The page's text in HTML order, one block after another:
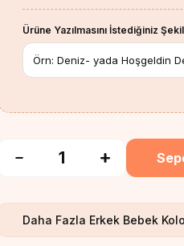
Ürüne Yazılmasını İstediğiniz
Daha Fazla Erkek Bebek